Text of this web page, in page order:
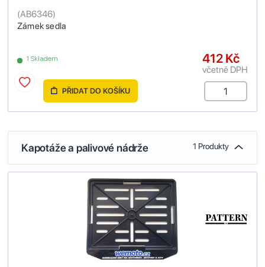
Zámek sedla
(AB6346)
1 Skladem 412 Kč
včetně DPH
PŘIDAT DO KOŠÍKU
Kapotáže a palivové nádrže 1 Produkty